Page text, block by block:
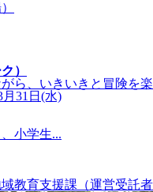
）
ら、いきいきと冒険を
月31日(水)
小学生...
教育支援課（運営受託